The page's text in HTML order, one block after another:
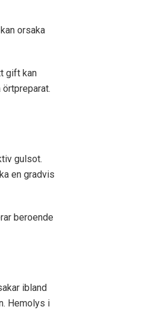
orsaka
gift kan
gulsot.
en gradvis
beroende
ibland
Hemolys i